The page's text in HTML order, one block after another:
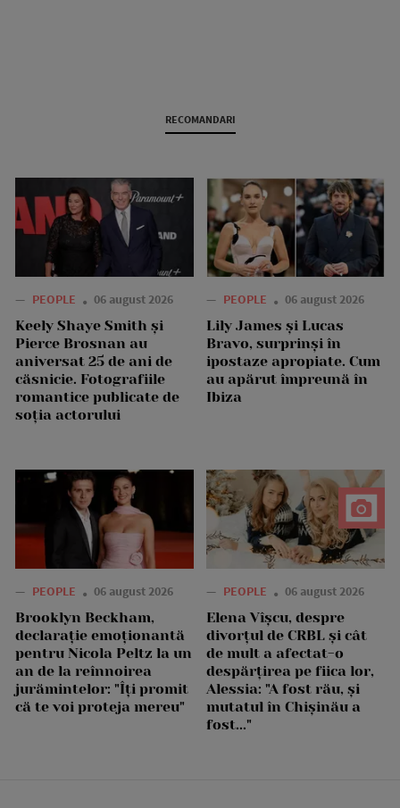
RECOMANDARI
— PEOPLE 06 august 2026
Keely Shaye Smith și
Pierce Brosnan au
aniversat 25 de ani de
căsnicie. Fotografiile
romantice publicate de
soția actorului
— PEOPLE 06 august 2026
Lily James și Lucas
Bravo, surprinși în
ipostaze apropiate. Cum
au apărut împreună în
Ibiza
— PEOPLE 06 august 2026
Brooklyn Beckham,
declarație emoționantă
pentru Nicola Peltz la un
an de la reînnoirea
jurămintelor: "Îți promit
că te voi proteja mereu"
— PEOPLE 06 august 2026
Elena Vîșcu, despre
divorțul de CRBL și cât
de mult a afectat-o
despărțirea pe fiica lor,
Alessia: "A fost rău, și
mutatul în Chișinău a
fost..."